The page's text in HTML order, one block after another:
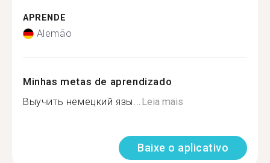
APRENDE
Alemão
Minhas metas de aprendizado
Выучить немецкий язы...Leia mais
Baixe o aplicativo